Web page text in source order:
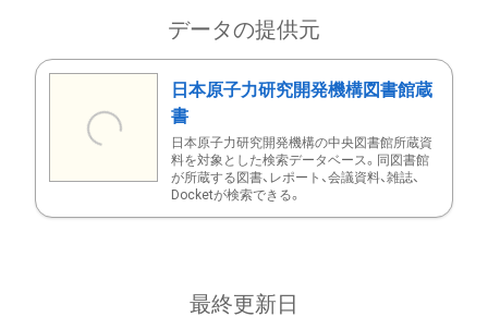
データの提供元
日本原子力研究開発機構図書館蔵
書
日本原子力研究開発機構の中央図書館所蔵資
料を対象とした検索データベース。同図書館
が所蔵する図書、レポート、会議資料、雑誌、
Docketが検索できる。
最終更新日